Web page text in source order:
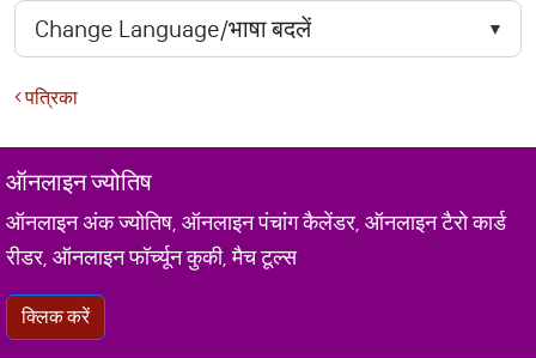
पत्रिका
ऑनलाइन ज्योतिष
ऑनलाइन अंक ज्योतिष, ऑनलाइन पंचांग कैलेंडर, ऑनलाइन टैरो कार्ड
रीडर, ऑनलाइन फॉर्च्यून कुकी, मैच टूल्स
क्लिक करें